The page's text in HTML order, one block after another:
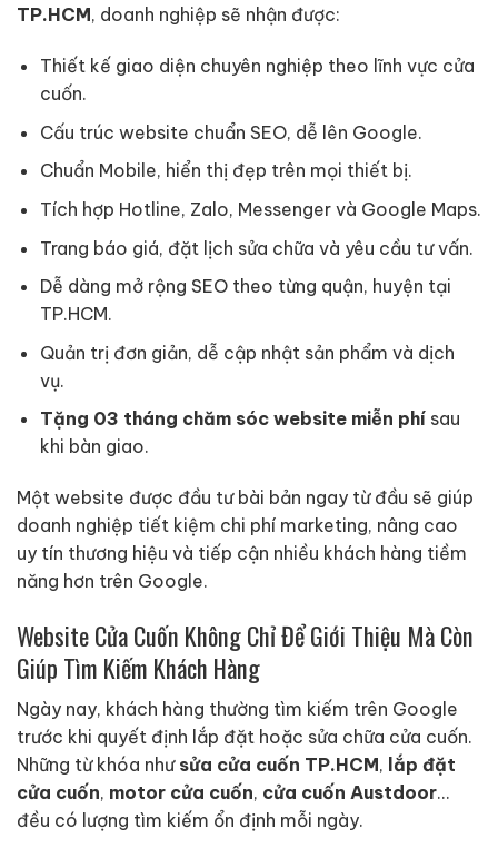
TP.HCM, doanh nghiệp sẽ nhận được:
Thiết kế giao diện chuyên nghiệp theo lĩnh vực cửa
cuốn.
Cấu trúc website chuẩn SEO, dễ lên Google.
Chuẩn Mobile, hiển thị đẹp trên mọi thiết bị.
Tích hợp Hotline, Zalo, Messenger và Google Maps.
Trang báo giá, đặt lịch sửa chữa và yêu cầu tư vấn.
Dễ dàng mở rộng SEO theo từng quận, huyện tại
TP.HCM.
Quản trị đơn giản, dễ cập nhật sản phẩm và dịch
vụ.
Tặng 03 tháng chăm sóc website miễn phísau
khi bàn giao.
Một website được đầu tư bài bản ngay từ đầu sẽ giúp
doanh nghiệp tiết kiệm chi phí marketing, nâng cao
uy tín thương hiệu và tiếp cận nhiều khách hàng tiềm
năng hơn trên Google.
Website Cửa Cuốn Không Chỉ Để Giới Thiệu Mà Còn
Giúp Tìm Kiếm Khách Hàng
Ngày nay, khách hàng thường tìm kiếm trên Google
trước khi quyết định lắp đặt hoặc sửa chữa cửa cuốn.
Những từ khóa như sửa cửa cuốn TP.HCM, lắp đặt
cửa cuốn, motor cửa cuốn, cửa cuốn Austdoor…
đều có lượng tìm kiếm ổn định mỗi ngày.